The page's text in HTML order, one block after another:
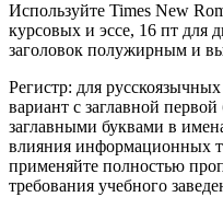
Используйте Times New
курсовых и эссе, 16 пт для
заголовок полужирным и
Регистр: для
вариант с заглавной
заглавными буквами в
влияния информационных
применяйте полностью
требования учебного